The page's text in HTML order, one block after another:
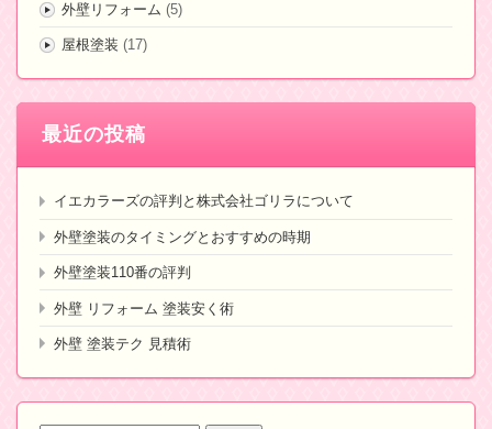
外壁リフォーム (5)
屋根塗装 (17)
最近の投稿
イエカラーズの評判と株式会社ゴリラについて
外壁塗装のタイミングとおすすめの時期
外壁塗装110番の評判
外壁 リフォーム 塗装安く術
外壁 塗装テク 見積術